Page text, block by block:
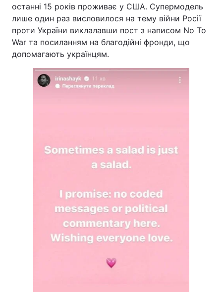
останні 15 років проживає у США. Супермодель
лише один раз висловилося на тему війни Росії
проти України виклалавши пост з написом No To
War та посиланням на благодійні фронди, що
допомагають українцям.